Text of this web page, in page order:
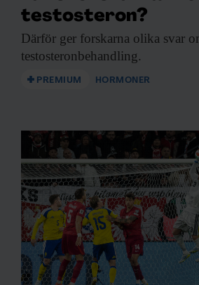
testosteron?
Därför ger forskarna olika svar
testosteronbehandling.
PREMIUM HORMONER